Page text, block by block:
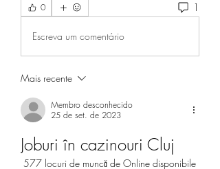
0 1
Escreva um comentário
Mais recente
Membro desconhecido
25 de set. de 2023
Joburi în cazinouri Cluj